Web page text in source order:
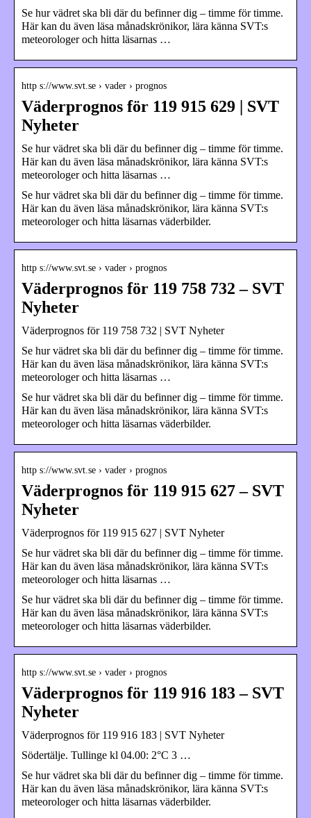
Se hur vädret ska bli där du befinner dig – timme för timme.
Här kan du även läsa månadskrönikor, lära känna SVT:s
meteorologer och hitta läsarnas …
http s://www.svt.se › vader › prognos
Väderprognos för 119 915 629 | SVT
Nyheter
Se hur vädret ska bli där du befinner dig – timme för timme.
Här kan du även läsa månadskrönikor, lära känna SVT:s
meteorologer och hitta läsarnas …
Se hur vädret ska bli där du befinner dig – timme för timme.
Här kan du även läsa månadskrönikor, lära känna SVT:s
meteorologer och hitta läsarnas väderbilder.
http s://www.svt.se › vader › prognos
Väderprognos för 119 758 732 – SVT
Nyheter
Väderprognos för 119 758 732 | SVT Nyheter
Se hur vädret ska bli där du befinner dig – timme för timme.
Här kan du även läsa månadskrönikor, lära känna SVT:s
meteorologer och hitta läsarnas …
Se hur vädret ska bli där du befinner dig – timme för timme.
Här kan du även läsa månadskrönikor, lära känna SVT:s
meteorologer och hitta läsarnas väderbilder.
http s://www.svt.se › vader › prognos
Väderprognos för 119 915 627 – SVT
Nyheter
Väderprognos för 119 915 627 | SVT Nyheter
Se hur vädret ska bli där du befinner dig – timme för timme.
Här kan du även läsa månadskrönikor, lära känna SVT:s
meteorologer och hitta läsarnas …
Se hur vädret ska bli där du befinner dig – timme för timme.
Här kan du även läsa månadskrönikor, lära känna SVT:s
meteorologer och hitta läsarnas väderbilder.
http s://www.svt.se › vader › prognos
Väderprognos för 119 916 183 – SVT
Nyheter
Väderprognos för 119 916 183 | SVT Nyheter
Södertälje. Tullinge kl 04.00: 2°C 3 …
Se hur vädret ska bli där du befinner dig – timme för timme.
Här kan du även läsa månadskrönikor, lära känna SVT:s
meteorologer och hitta läsarnas väderbilder.